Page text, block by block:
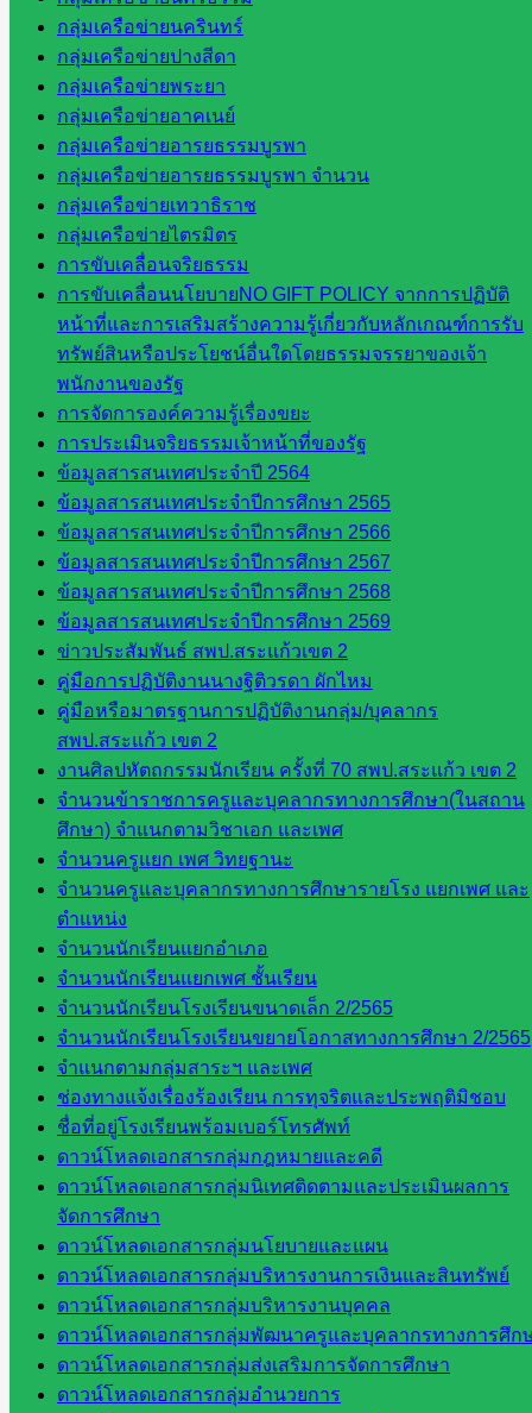
กลุ่มเครือข่ายนครินทร์
กลุ่มเครือข่ายปางสีดา
กลุ่มเครือข่ายพระยา
กลุ่มเครือข่ายอาคเนย์
กลุ่มเครือข่ายอารยธรรมบูรพา
กลุ่มเครือข่ายอารยธรรมบูรพา จำนวน
กลุ่มเครือข่ายเทวาธิราช
กลุ่มเครือข่ายไตรมิตร
การขับเคลื่อนจริยธรรม
การขับเคลื่อนนโยบายNO GIFT POLICY จากการปฏิบัติ
หน้าที่และการเสริมสร้างความรู้เกี่ยวกับหลักเกณฑ์การรับ
ทรัพย์สินหรือประโยชน์อื่นใดโดยธรรมจรรยาของเจ้า
พนักงานของรัฐ
การจัดการองค์ความรู้เรื่องขยะ
การประเมินจริยธรรมเจ้าหน้าที่ของรัฐ
ข้อมูลสารสนเทศประจำปี 2564
ข้อมูลสารสนเทศประจำปีการศึกษา 2565
ข้อมูลสารสนเทศประจำปีการศึกษา 2566
ข้อมูลสารสนเทศประจำปีการศึกษา 2567
ข้อมูลสารสนเทศประจำปีการศึกษา 2568
ข้อมูลสารสนเทศประจำปีการศึกษา 2569
ข่าวประสัมพันธ์ สพป.สระแก้วเขต 2
คู่มือการปฏิบัติงานนางฐิติวรดา ผักไหม
คู่มือหรือมาตรฐานการปฏิบัติงานกลุ่ม/บุคลากร
สพป.สระแก้ว เขต 2
งานศิลปหัตถกรรมนักเรียน ครั้งที่ 70 สพป.สระแก้ว เขต 2
จำนวนข้าราชการครูและบุคลากรทางการศึกษา(ในสถาน
ศึกษา) จำแนกตามวิชาเอก และเพศ
จำนวนครูแยก เพศ วิทยฐานะ
จำนวนครูและบุคลากรทางการศึกษารายโรง แยกเพศ และ
ตำแหน่ง
จำนวนนักเรียนแยกอำเภอ
จำนวนนักเรียนแยกเพศ ชั้นเรียน
จำนวนนักเรียนโรงเรียนขนาดเล็ก 2/2565
จำนวนนักเรียนโรงเรียนขยายโอกาสทางการศึกษา 2/2565
จำแนกตามกลุ่มสาระฯ และเพศ
ช่องทางแจ้งเรื่องร้องเรียน การทุจริตและประพฤติมิชอบ
ชื่อที่อยู่โรงเรียนพร้อมเบอร์โทรศัพท์
ดาวน์โหลดเอกสารกลุ่มกฎหมายและคดี
ดาวน์โหลดเอกสารกลุ่มนิเทศติดตามและประเมินผลการ
จัดการศึกษา
ดาวน์โหลดเอกสารกลุ่มนโยบายและแผน
ดาวน์โหลดเอกสารกลุ่มบริหารงานการเงินและสินทรัพย์
ดาวน์โหลดเอกสารกลุ่มบริหารงานบุคคล
ดาวน์โหลดเอกสารกลุ่มพัฒนาครูและบุคลากรทางการศึก
ดาวน์โหลดเอกสารกลุ่มส่งเสริมการจัดการศึกษา
ดาวน์โหลดเอกสารกลุ่มอำนวยการ
จัดการ
ศึกษา
กลุ่ม
บริหาร
งาน
บุคคล
กลุ่ม
พัฒนาครู
และบุ
คลากรฯ
กลุ่มนิ
เทศ
ติดตาม
และประ
เมินผลฯ
เว็บไซต์
หลักสูตร
ต้าน
ทุจริต
ห้อง
นิเทศ
ศน.นิพนธ์
พรมพิไล
ห้อง
นิเทศ
ศน.ชยา
ธิศ/
ศน.อัญชลี
ห้อง
นิเทศ
ดร.สราว
ดี เพ็งศรี
โคตร
เว็บไซต์
คณะ
กรรมการ
ก.ต.ป.น.
เว็บไซต์
อ.ค.ก.ศ.เขต
พื้นที่การ
ศึกษา
ดาวน์โหลด
เอกสาร